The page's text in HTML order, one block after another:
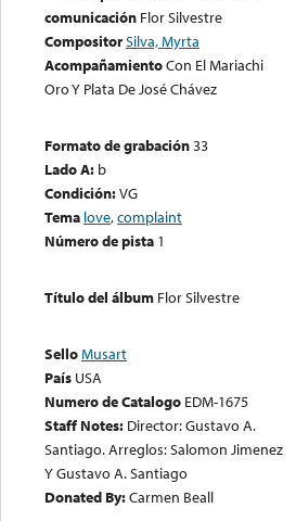
comunicación Flor Silvestre
CompositorSilva, Myrta
AcompañamientoCon El Mariachi
Oro Y Plata De José Chávez
Formato de grabación33
Lado A: b
Condición:VG
Tema love,complaint
Número de pista 1
Título del álbum Flor Silvestre
SelloMusart
País USA
Numero de Catalogo EDM-1675
Staff Notes: Director: Gustavo A.
Santiago. Arreglos: Salomon Jimenez
Y Gustavo A. Santiago
Donated By:Carmen Beall